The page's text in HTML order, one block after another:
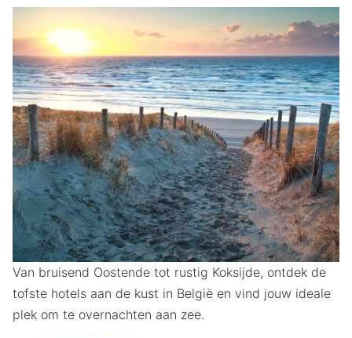
Van bruisend Oostende tot rustig Koksijde, ontdek de
tofste hotels aan de kust in België en vind jouw ideale
plek om te overnachten aan zee.